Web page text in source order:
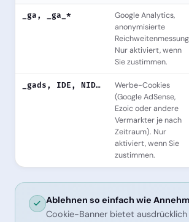
_ga, _ga_*
Google Analytics,
anonymisierte
Nur aktiviert, wenn
Sie zustimmen.
_gads, IDE, NID…
Werbe-Cookies
(Google AdSense,
Ezoic oder andere
Vermarkter je nach
Zeitraum). Nur
aktiviert, wenn Sie
zustimmen.
Ablehnen so einfach wie
Cookie-Banner bietet ausdrücklich